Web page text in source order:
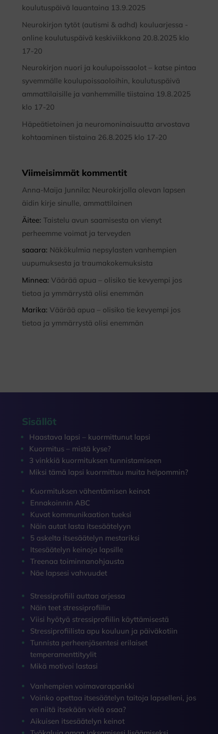
koulutuspäivä lauantaina 13.9.2025
Neurokirjon tytöt (autismi & adhd) kouluarjessa -
online koulutuspäivä keskiviikkona 20.8.2025 klo
17-20
Neurokirjon nuori ja koulupoissaolot – katse pintaa
syvemmälle koulupoissaoloihin, koulutuspäivä
ammattilaisille ja vanhemmille tiistaina 19.8.2025
klo 17-20
Häpeätietoinen ja neuromoninaisuutta arvostava
kohtaaminen tiistaina 26.8.2025 klo 17-20
Viimeisimmät kommentit
Anna-Maija Junnila: Neurokirjolla olevan lapsen
äidin kirje sinulle, ammattilainen
Äitee: Taistelu avun saamisesta on vienyt
perheemme voimat ja terveyden
saaara: Näkökulmia nepsylasten vanhempien
uupumuksesta ja traumakokemuksista
Minnea: Väärää apua – olisiko tie kevyempi jos
tietoa ja ymmärrystä olisi enemmän
Marika: Väärää apua – olisiko tie kevyempi jos
tietoa ja ymmärrystä olisi enemmän
Sisällöt
Haastava lapsi – kuormittunut lapsi
Kuormitus – mistä kyse?
3 vinkkiä kuormituksen tunnistamiseen
Miksi tämä lapsi kuormittuu muita helpommin?
Kuormituksen vähentämisen keinot
Ennakoinnin ABC
Kuvat kommunikaation tueksi
Näin autat lasta itsesäätelyyn
5 askelta itsesäätelyn mestariksi
Itsesäätelyn keinoja lapsille
Treenaa toiminnanohjausta
Näe lapsesi vahvuudet
Stressiprofiili auttaa arjessa
Näin teet stressiprofiilin
Viisi hyötyä stressiprofiilin käyttämisestä
Stressiprofiilista apu kouluun ja päiväkotiin
Tunnista perheenjäsentesi erilaiset
temperamenttityylit
Mikä motivoi lastasi
Vanhempien voimavarapankki
Voinko opettaa itsesäätelyn taitoja lapselleni, jos
en niitä itsekään vielä osaa?
Aikuisen itsesäätelyn keinot